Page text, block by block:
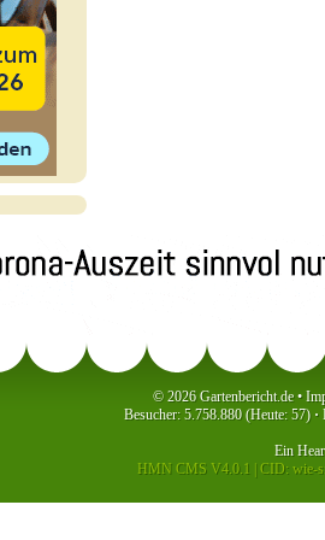
© 2026 Gartenbericht.de •
Besucher: 5.758.880 (Heute: 57) ·
Ein
HMN CMS V4.0.1
CID: wie-